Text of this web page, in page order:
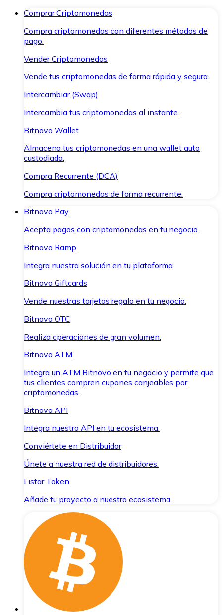
Comprar Criptomonedas
Compra criptomonedas con diferentes métodos de
pago.
Vender Criptomonedas
Vende tus criptomonedas de forma rápida y segura.
Intercambiar (Swap)
Intercambia tus criptomonedas al instante.
Bitnovo Wallet
Almacena tus criptomonedas en una wallet auto
custodiada.
Compra Recurrente (DCA)
Compra criptomonedas de forma recurrente.
Bitnovo Pay
Acepta pagos con criptomonedas en tu negocio.
Bitnovo Ramp
Integra nuestra solución en tu plataforma.
Bitnovo Giftcards
Vende nuestras tarjetas regalo en tu negocio.
Bitnovo OTC
Realiza operaciones de gran volumen.
Bitnovo ATM
Integra un ATM Bitnovo en tu negocio y permite que
tus clientes compren cupones canjeables por
criptomonedas.
Bitnovo API
Integra nuestra API en tu ecosistema.
Conviértete en Distribuidor
Únete a nuestra red de distribuidores.
Listar Token
Añade tu proyecto a nuestro ecosistema.